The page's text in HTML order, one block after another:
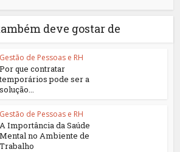
deve gostar de
Gestão de Pessoas e RH
Por que contratar
temporários pode ser a
solução...
Gestão de Pessoas e RH
A Importância da Saúde
Mental no Ambiente de
Trabalho